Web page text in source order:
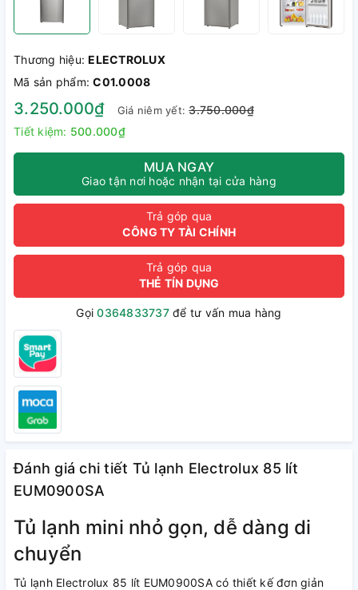
Thương hiệu:ELECTROLUX
Mã sản phẩm:C01.0008
3.250.000₫ Giá niêm yết:3.750.000₫
Tiết kiệm: 500.000₫
MUA NGAY
Giao tận nơi hoặc nhận tại cửa hàng
Trả góp qua
CÔNG TY TÀI CHÍNH
Trả góp qua
THẺ TÍN DỤNG
Gọi0364833737để tư vấn mua hàng
Đánh giá chi tiết Tủ lạnh Electrolux 85 lít
EUM0900SA
Tủ lạnh mini nhỏ gọn, dễ dàng di
chuyển
Tủ lạnh Electrolux 85 lít EUM0900SA có thiết kế đơn giản